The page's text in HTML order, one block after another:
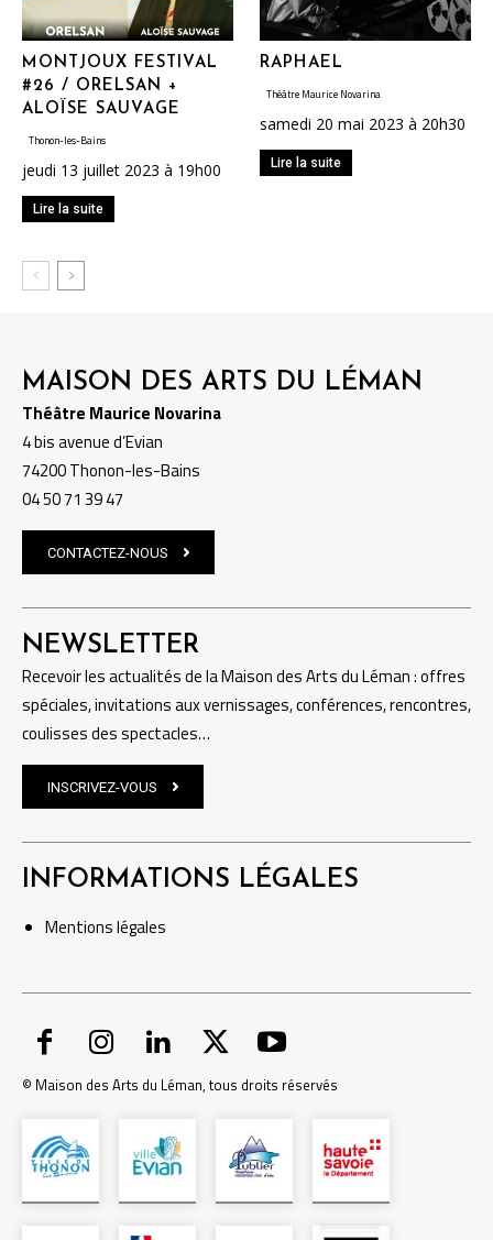
MONTJOUX FESTIVAL
#26 / ORELSAN +
ALOÏSE SAUVAGE
Thonon-les-Bains
jeudi 13 juillet 2023 à 19h00
Lire la suite
RAPHAEL
Théâtre Maurice Novarina
samedi 20 mai 2023 à 20h30
Lire la suite
MAISON DES ARTS DU LÉMAN
Théâtre Maurice Novarina
4 bis avenue d’Evian
74200 Thonon-les-Bains
04 50 71 39 47
CONTACTEZ-NOUS
NEWSLETTER
Recevoir les actualités de la Maison des Arts du Léman : offres
spéciales, invitations aux vernissages, conférences, rencontres,
coulisses des spectacles…
INSCRIVEZ-VOUS
INFORMATIONS LÉGALES
Mentionslégales
© Maison des Arts du Léman, tous droits réservés